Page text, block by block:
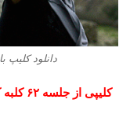
دانلود
کلیپی از جلسه ۶۲ کلبه کرامت ؛ میتوانید فیلم کامل این جلسه را از